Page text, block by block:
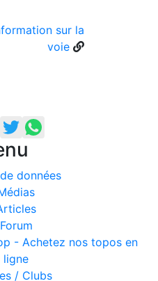
sur la
voie
données
Forum
- Achetez nos topos en
ligne
/ Clubs